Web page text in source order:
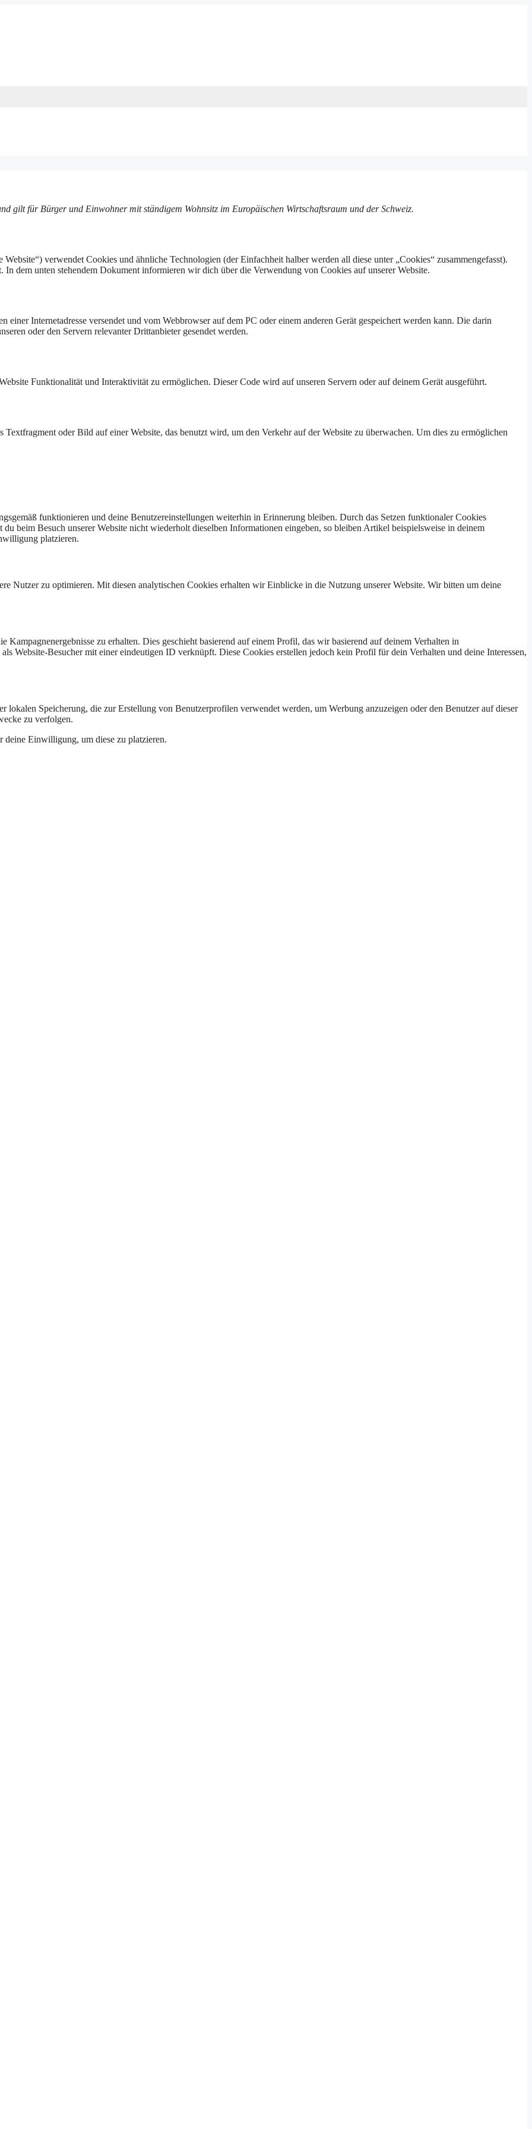
gilt für Bürger und Einwohner mit ständigem Wohnsitz im Europäischen Wirtschaftsraum und der Schweiz.
verwendet Cookies und ähnliche Technologien (der Einfachheit halber werden all diese unter „Cookies“ zusammengefasst).
dem unten stehendem Dokument informieren wir dich über die Verwendung von Cookies auf unserer Website.
Internetadresse versendet und vom Webbrowser auf dem PC oder einem anderen Gerät gespeichert werden kann. Die darin
oder den Servern relevanter Drittanbieter gesendet werden.
Funktionalität und Interaktivität zu ermöglichen. Dieser Code wird auf unseren Servern oder auf deinem Gerät ausgeführt.
oder Bild auf einer Website, das benutzt wird, um den Verkehr auf der Website zu überwachen. Um dies zu ermöglichen
funktionieren und deine Benutzereinstellungen weiterhin in Erinnerung bleiben. Durch das Setzen funktionaler Cookies
beim Besuch unserer Website nicht wiederholt dieselben Informationen eingeben, so bleiben Artikel beispielsweise in deinem
platzieren.
Nutzer zu optimieren. Mit diesen analytischen Cookies erhalten wir Einblicke in die Nutzung unserer Website. Wir bitten um deine
zu erhalten. Dies geschieht basierend auf einem Profil, das wir basierend auf deinem Verhalten in
Website-Besucher mit einer eindeutigen ID verknüpft. Diese Cookies erstellen jedoch kein Profil für dein Verhalten und deine Interessen,
lokalen Speicherung, die zur Erstellung von Benutzerprofilen verwendet werden, um Werbung anzuzeigen oder den Benutzer auf dieser
zu verfolgen.
Einwilligung, um diese zu platzieren.